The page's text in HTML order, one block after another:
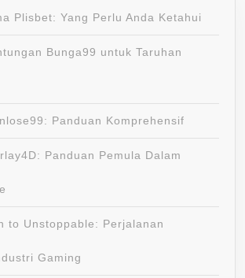
Plisbet: Yang Perlu Anda Ketahui
Bunga99 untuk Taruhan
Panduan Komprehensif
Panduan Pemula Dalam
to Unstoppable: Perjalanan
Gaming